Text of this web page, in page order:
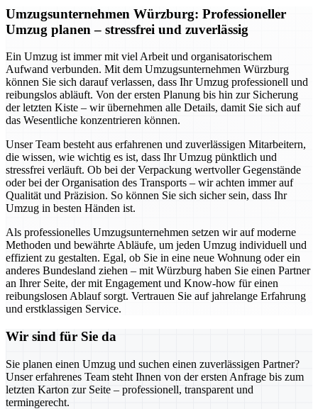
Umzugsunternehmen Würzburg: Professioneller
Umzug planen – stressfrei und zuverlässig
Ein Umzug ist immer mit viel Arbeit und organisatorischem
Aufwand verbunden. Mit dem Umzugsunternehmen Würzburg
können Sie sich darauf verlassen, dass Ihr Umzug professionell und
reibungslos abläuft. Von der ersten Planung bis hin zur Sicherung
der letzten Kiste – wir übernehmen alle Details, damit Sie sich auf
das Wesentliche konzentrieren können.
Unser Team besteht aus erfahrenen und zuverlässigen Mitarbeitern,
die wissen, wie wichtig es ist, dass Ihr Umzug pünktlich und
stressfrei verläuft. Ob bei der Verpackung wertvoller Gegenstände
oder bei der Organisation des Transports – wir achten immer auf
Qualität und Präzision. So können Sie sich sicher sein, dass Ihr
Umzug in besten Händen ist.
Als professionelles Umzugsunternehmen setzen wir auf moderne
Methoden und bewährte Abläufe, um jeden Umzug individuell und
effizient zu gestalten. Egal, ob Sie in eine neue Wohnung oder ein
anderes Bundesland ziehen – mit Würzburg haben Sie einen Partner
an Ihrer Seite, der mit Engagement und Know-how für einen
reibungslosen Ablauf sorgt. Vertrauen Sie auf jahrelange Erfahrung
und erstklassigen Service.
Wir sind für Sie da
Sie planen einen Umzug und suchen einen zuverlässigen Partner?
Unser erfahrenes Team steht Ihnen von der ersten Anfrage bis zum
letzten Karton zur Seite – professionell, transparent und
termingerecht.